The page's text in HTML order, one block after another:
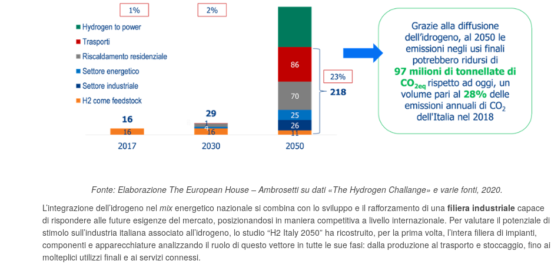
Fonte: Elaborazione The European House – Ambrosetti su dati «The Hydrogen Challange» e varie fonti, 2020.
L’integrazione dell’idrogeno nel mix energetico nazionale si combina con lo sviluppo e il rafforzamento di una filiera industriale capace
di rispondere alle future esigenze del mercato, posizionandosi in maniera competitiva a livello internazionale. Per valutare il potenziale di
stimolo sull’industria italiana associato all’idrogeno, lo studio “H2 Italy 2050” ha ricostruito, per la prima volta, l’intera filiera di impianti,
componenti e apparecchiature analizzando il ruolo di questo vettore in tutte le sue fasi: dalla produzione al trasporto e stoccaggio, fino ai
molteplici utilizzi finali e ai servizi connessi.